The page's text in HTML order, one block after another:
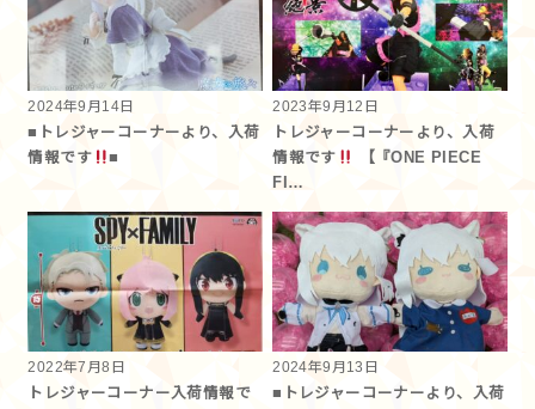
2024年9月14日
■トレジャーコーナーより、入荷
情報です
■
2023年9月12日
トレジャーコーナーより、入荷
情報です
【『ONE PIECE
FI…
2022年7月8日
トレジャーコーナー入荷情報で
2024年9月13日
■トレジャーコーナーより、入荷